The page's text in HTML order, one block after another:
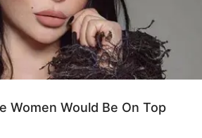
LOTERIES INTERNATIONALES
MONETISATION
Women Would Be On Top